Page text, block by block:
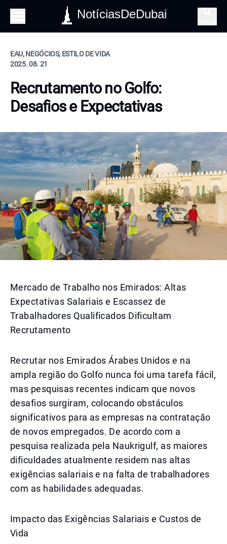
NotíciasDeDubai
EAU, NEGÓCIOS, ESTILO DE VIDA
2025. 08. 21
Recrutamento no Golfo:
Desafios e Expectativas
Mercado de Trabalho nos Emirados: Altas
Expectativas Salariais e Escassez de
Trabalhadores Qualificados Dificultam
Recrutamento
Recrutar nos Emirados Árabes Unidos e na
ampla região do Golfo nunca foi uma tarefa fácil,
mas pesquisas recentes indicam que novos
desafios surgiram, colocando obstáculos
significativos para as empresas na contratação
de novos empregados. De acordo com a
pesquisa realizada pela Naukrigulf, as maiores
dificuldades atualmente residem nas altas
exigências salariais e na falta de trabalhadores
com as habilidades adequadas.
Impacto das Exigências Salariais e Custos de
Vida